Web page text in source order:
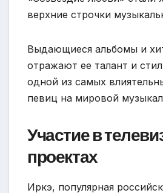
верхние строчки
Выдающиеся альбомы и
отражают ее талант и
одной из самых
певиц на мировой
Участие в
проектах
Иркэ, популярная